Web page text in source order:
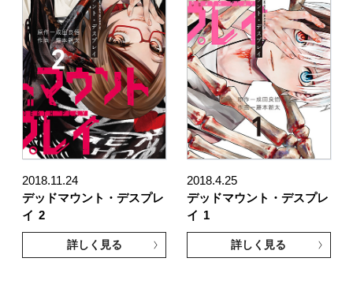
2018.11.24
デッドマウント・デスプレ
イ 2
詳しく見る
2018.4.25
デッドマウント・デスプレ
イ 1
詳しく見る